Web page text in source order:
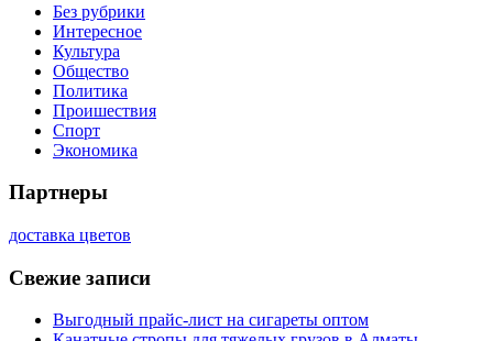
Без рубрики
Интересное
Культура
Общество
Политика
Проишествия
Спорт
Экономика
Партнеры
доставка цветов
Свежие записи
Выгодный прайс-лист на сигареты оптом